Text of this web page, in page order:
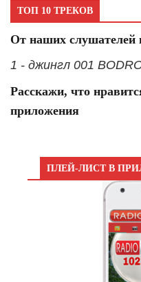
ТОП 10 ТРЕКОВ
От наших слушателей
1 - джингл 001
Расскажи, что
приложения
ПЛЕЙ-ЛИСТ В